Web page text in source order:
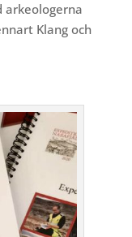
arkeologerna
Klang och